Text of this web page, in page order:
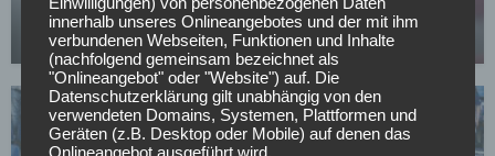
der Krone
15.05.2026
innerhalb unseres Onlineangebotes und der mit ihm
verbundenen Webseiten, Funktionen und Inhalte
(nachfolgend gemeinsam bezeichnet als
"Onlineangebot" oder "Website") auf. Die
Datenschutzerklärung gilt unabhängig von den
verwendeten Domains, Systemen, Plattformen und
Geräten (z.B. Desktop oder Mobile) auf denen das
Onlineangebot ausgeführt wird.